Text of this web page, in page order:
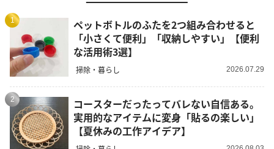
1
ペットボトルのふたを2つ組み合わせると
「小さくて便利」「収納しやすい」【便利
な活用術3選】
掃除・暮らし 2026.07.29
2
コースターだったってバレない自信ある。
実用的なアイテムに変身「貼るの楽しい」
【夏休みの工作アイデア】